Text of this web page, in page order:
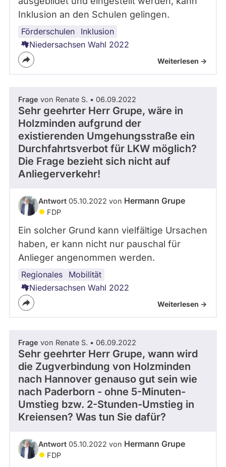
Inklusion an den Schulen gelingen.
Förderschulen Inklusion
Niedersachsen
Lehrermangel
Schulpolitik
Bildungspolitik
Niedersachsen Wahl 2022
Weiterlesen ->
Frage von Renate S. • 06.09.2022
Sehr geehrter Herr Grupe, wäre in
Holzminden aufgrund der
existierenden Umgehungsstraße ein
Durchfahrtsverbot für LKW möglich?
Die Frage bezieht sich nicht auf
Anliegerverkehr!
Antwort 05.10.2022 von Hermann Grupe
FDP
Ein solcher Grund kann vielfältige Ursachen
haben, er kann nicht nur pauschal für
Anlieger angenommen werden.
Regionales Mobilität
Niedersachsen
Verkehrspolitik
Güterverkehr
Niedersachsen Wahl 2022
Weiterlesen ->
Frage von Renate S. • 06.09.2022
Sehr geehrter Herr Grupe, wann wird
die Zugverbindung von Holzminden
nach Hannover genauso gut sein wie
nach Paderborn - ohne 5-Minuten-
Umstieg bzw. 2-Stunden-Umstieg in
Kreiensen? Was tun Sie dafür?
Antwort 05.10.2022 von Hermann Grupe
FDP